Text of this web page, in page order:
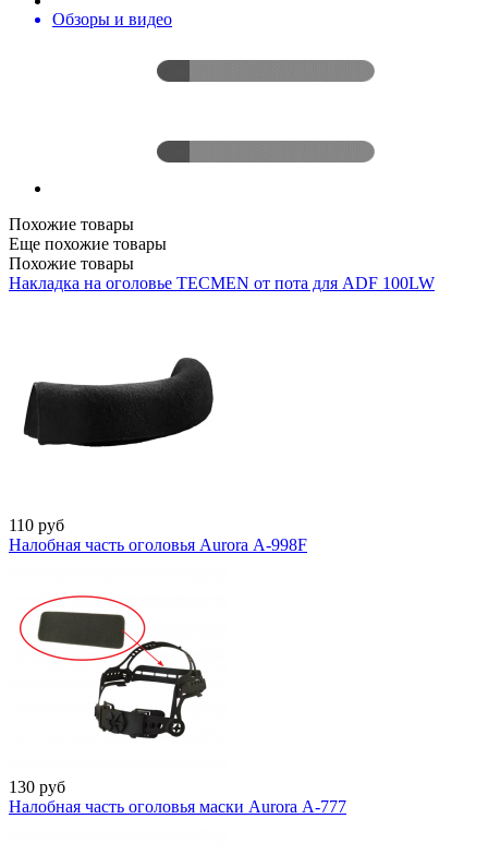
Обзоры и видео
Похожие товары
Еще похожие товары
Похожие товары
Накладка на оголовье TECMEN от пота для ADF 100LW
110 руб
Налобная часть оголовья Aurora А-998F
130 руб
Налобная часть оголовья маски Aurora А-777